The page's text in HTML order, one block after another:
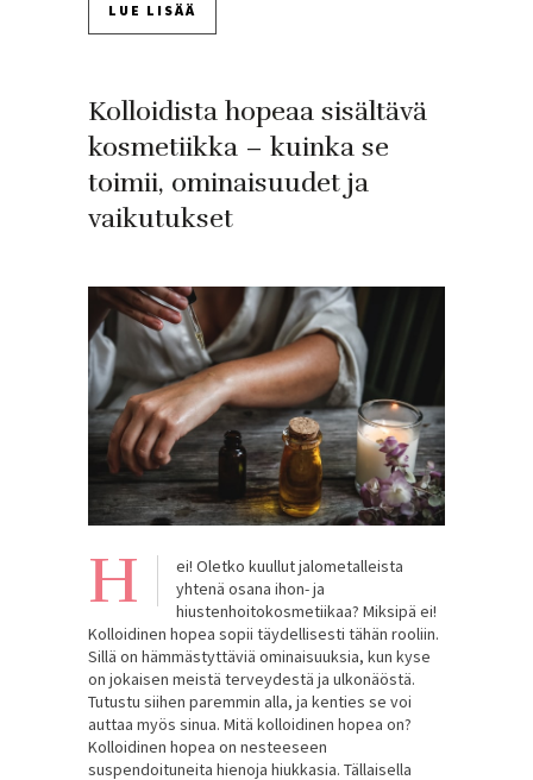
LUE LISÄÄ
Kolloidista hopeaa sisältävä
kosmetiikka – kuinka se
toimii, ominaisuudet ja
vaikutukset
H
ei! Oletko kuullut jalometalleista
yhtenä osana ihon- ja
hiustenhoitokosmetiikaa? Miksipä ei!
Kolloidinen hopea sopii täydellisesti tähän rooliin.
Sillä on hämmästyttäviä ominaisuuksia, kun kyse
on jokaisen meistä terveydestä ja ulkonäöstä.
Tutustu siihen paremmin alla, ja kenties se voi
auttaa myös sinua. Mitä kolloidinen hopea on?
Kolloidinen hopea on nesteeseen
suspendoituneita hienoja hiukkasia. Tällaisella